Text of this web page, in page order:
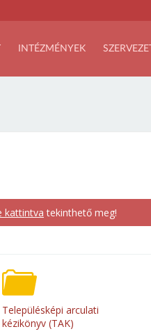
INTÉZMÉNYEK
kattintva tekinthető meg!
Településképi arculati
kézikönyv (TAK)